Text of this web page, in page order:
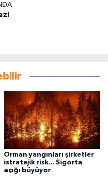
Orman yangınları şirketler
istratejik risk... Sigorta
açığı büyüyor